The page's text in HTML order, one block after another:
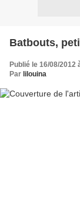
Batbouts,
Publié le 16/08/2012
Par lilouina